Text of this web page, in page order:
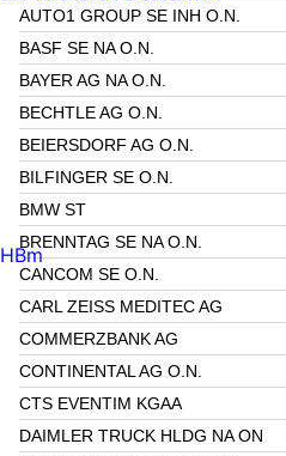
AUTO1 GROUP SE INH O.N.
BASF SE NA O.N.
BAYER AG NA O.N.
BECHTLE AG O.N.
BEIERSDORF AG O.N.
BILFINGER SE O.N.
BMW ST
BRENNTAG SE NA O.N.
CANCOM SE O.N.
CARL ZEISS MEDITEC AG
COMMERZBANK AG
CONTINENTAL AG O.N.
CTS EVENTIM KGAA
DAIMLER TRUCK HLDG NA ON
HBm